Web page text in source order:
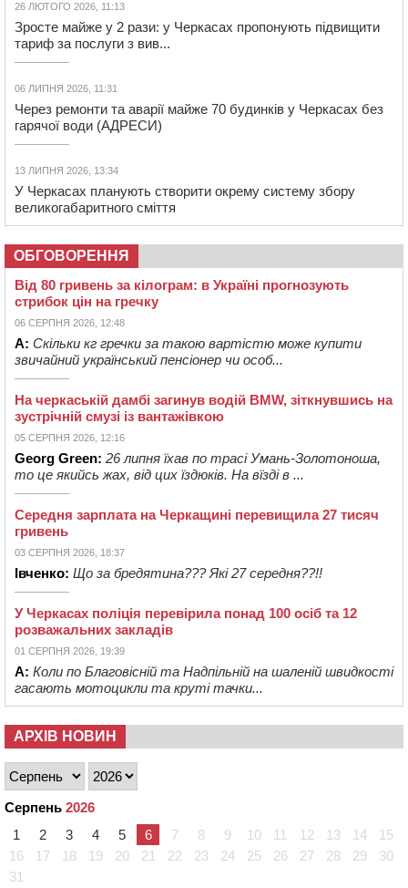
26 ЛЮТОГО 2026, 11:13
Зросте майже у 2 рази: у Черкасах пропонують підвищити
тариф за послуги з вив...
06 ЛИПНЯ 2026, 11:31
Через ремонти та аварії майже 70 будинків у Черкасах без
гарячої води (АДРЕСИ)
13 ЛИПНЯ 2026, 13:34
У Черкасах планують створити окрему систему збору
великогабаритного сміття
ОБГОВОРЕННЯ
Від 80 гривень за кілограм: в Україні прогнозують
стрибок цін на гречку
06 СЕРПНЯ 2026, 12:48
А: Скільки кг гречки за такою вартістю може купити
звичайний український пенсіонер чи особ...
На черкаській дамбі загинув водій BMW, зіткнувшись на
зустрічній смузі із вантажівкою
05 СЕРПНЯ 2026, 12:16
Georg Green: 26 липня їхав по трасі Умань-Золотоноша,
то це якийсь жах, від цих їздюків. На вїзді в ...
Середня зарплата на Черкащині перевищила 27 тисяч
гривень
03 СЕРПНЯ 2026, 18:37
Івченко: Що за бредятина??? Які 27 середня??!!
У Черкасах поліція перевірила понад 100 осіб та 12
розважальних закладів
01 СЕРПНЯ 2026, 19:39
А: Коли по Благовісній та Надпільній на шаленій швидкості
гасають мотоцикли та круті тачки...
АРХІВ НОВИН
Серпень 2026
1
2 3 4 5 6 7 8 9 10 11 12 13 14
15
16
17 18 19 20 21 22 23 24 25 26 27 28 29
30
31